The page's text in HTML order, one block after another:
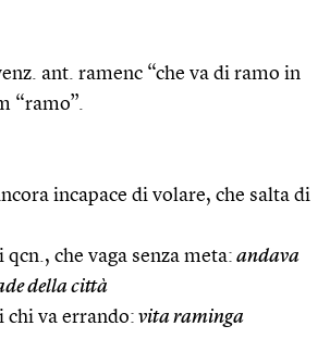
ant. ramenc “che va di ramo in
“ramo”.
incapace di volare, che salta di
qcn., che vaga senza meta: andava
della città
chi va errando: vita raminga